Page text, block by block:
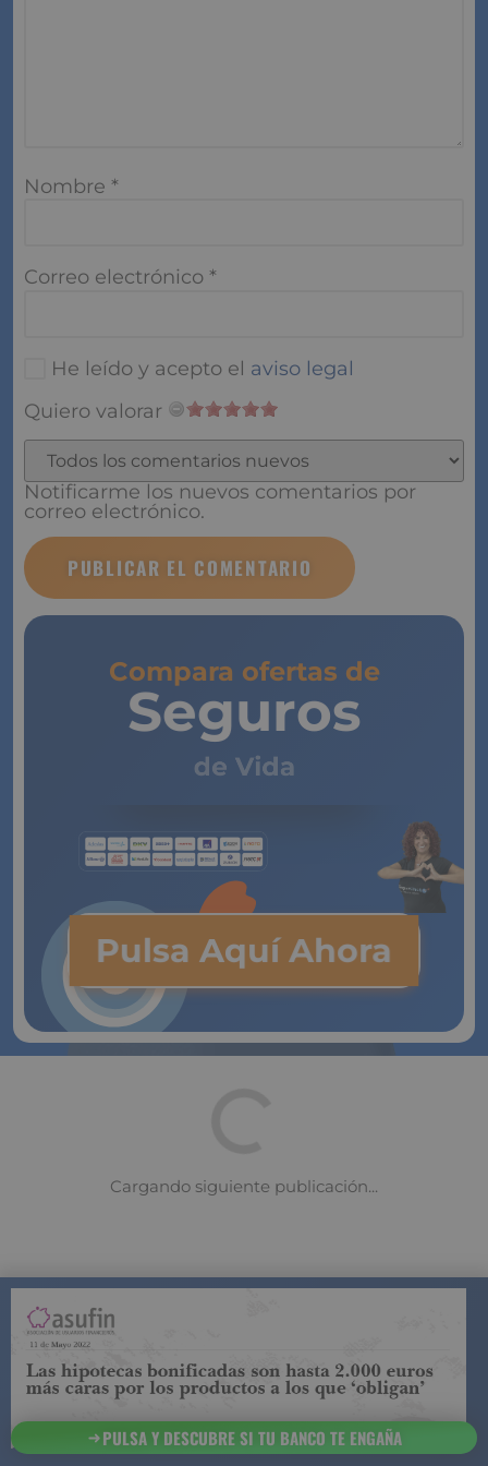
Nombre *
Correo electrónico *
He leído y acepto el aviso legal
Quiero valorar
Notificarme los nuevos comentarios por
correo electrónico.
Compara ofertas de
Seguros
de Vida
Pulsa Aquí Ahora
COMPARADOR DE SEGUROS DE VIDASUJETO A LA
REGULACIÓN DE LA DIRECCIÓN GENERAL DE
SEGUROS
ESTA ES LAINFORMACIÓNSOBRE
PULSA Y DESCUBRE SI TU BANCO TE ENGAÑA